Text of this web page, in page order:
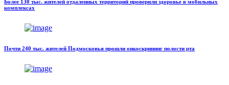
Более 130 тыс. жителей отдаленных территорий проверили здоровье в мобильных
комплексах
Почти 240 тыс. жителей Подмосковья прошли онкоскрининг полости рта